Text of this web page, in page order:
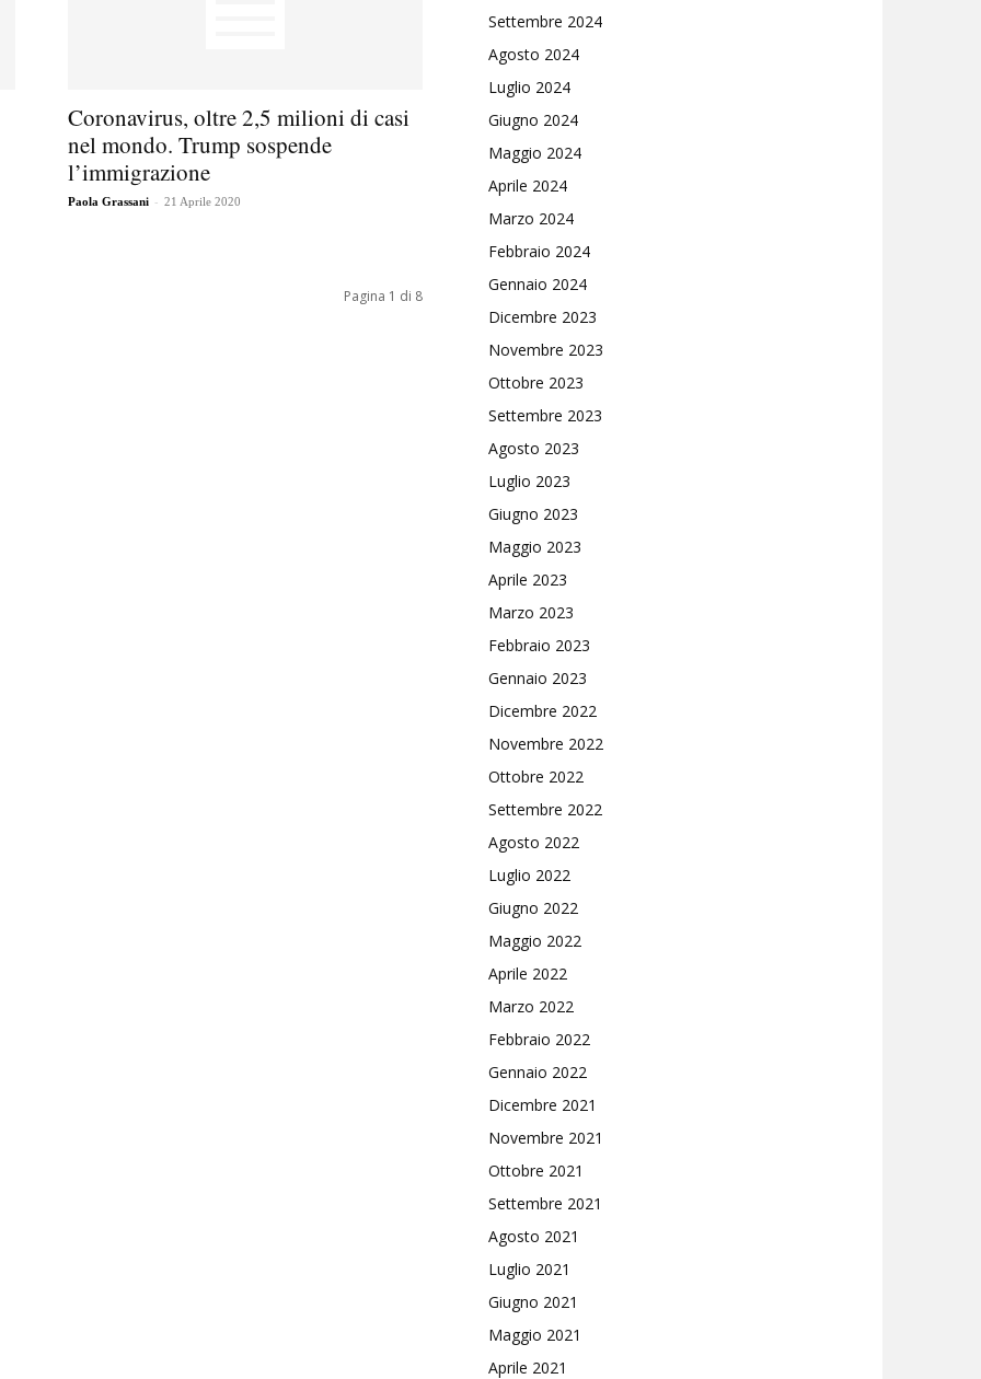
Coronavirus, oltre 2,5 milioni di casi
nel mondo. Trump sospende
l’immigrazione
Paola Grassani - 21 Aprile 2020
Pagina 1 di 8
Settembre 2024
Agosto 2024
Luglio 2024
Giugno 2024
Maggio 2024
Aprile 2024
Marzo 2024
Febbraio 2024
Gennaio 2024
Dicembre 2023
Novembre 2023
Ottobre 2023
Settembre 2023
Agosto 2023
Luglio 2023
Giugno 2023
Maggio 2023
Aprile 2023
Marzo 2023
Febbraio 2023
Gennaio 2023
Dicembre 2022
Novembre 2022
Ottobre 2022
Settembre 2022
Agosto 2022
Luglio 2022
Giugno 2022
Maggio 2022
Aprile 2022
Marzo 2022
Febbraio 2022
Gennaio 2022
Dicembre 2021
Novembre 2021
Ottobre 2021
Settembre 2021
Agosto 2021
Luglio 2021
Giugno 2021
Maggio 2021
Aprile 2021